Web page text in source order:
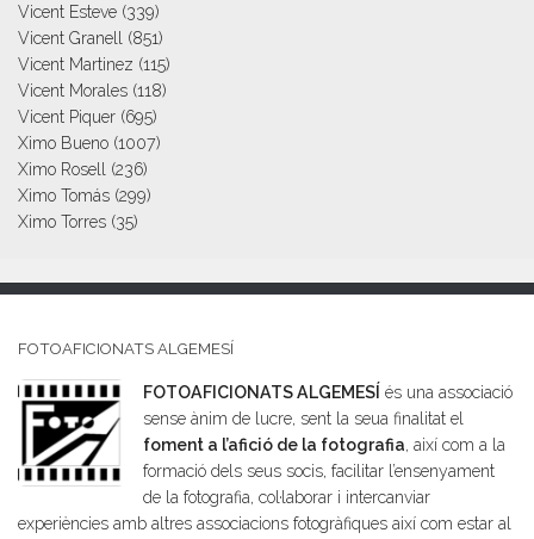
Vicent Esteve (339)
Vicent Granell
(851)
Vicent Martinez (115)
Vicent Morales (118)
Vicent Piquer (695)
Ximo Bueno (1007)
Ximo Rosell
(236)
Ximo Tomás (299)
Ximo Torres (35)
FOTOAFICIONATS ALGEMESÍ
FOTOAFICIONATS ALGEMESÍ és una associació
sense ànim de lucre, sent la seua finalitat el
foment a l’afició de la fotografia, així com a la
formació dels seus socis, facilitar l’ensenyament
de la fotografia, col·laborar i intercanviar
experiències amb altres associacions fotogràfiques així com estar al